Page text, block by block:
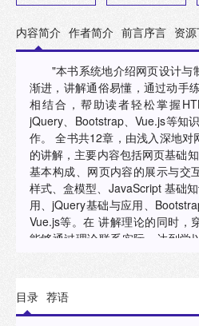
内容简介 作者简介 前言序言 资
"本书系统地介绍网页设计与
渐进，讲解通俗易懂，通过动手
相结合，帮助读者轻松掌握
jQuery、Bootstrap、Vue.js等知
作。 全书共12章，由浅入深地
的讲解，主要内容包括网页基础
基本构成、网页内容的展示与交
样式、盒模型、JavaScript 基础
用、jQuery基础与应用、
Vue.js等。在 讲解理论的同时，
能够通过理论联系实际，达到学
学，不仅可以作为各类院校和社
作 为网页设计自学者和编程爱好者
目录 荐语